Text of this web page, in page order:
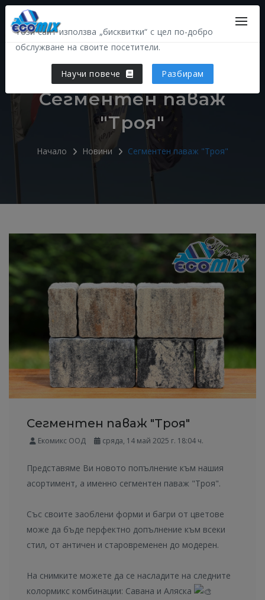
Този сайт използва „бисквитки“ с цел по-добро
обслужване на своите посетители.
Научи повече Разбирам
Сегментен паваж
"Троя"
Начало Новини Сегментен паваж "Троя"
Сегментен паваж "Троя"
Екомикс ООД сряда, 14 май 2025 г. 18:04 ч.
Представяме Ви новото попълнение към нашия
асортимент, а именно сегментен паваж "Троя".
Със своите заоблени форми и багри от цветове
може да бъде перфектно допълнение към всеки
стил, от античен и старовременен до модерен.
На снимките можете да се насладите на следните
колормикс комбинации: Савана и Аляска